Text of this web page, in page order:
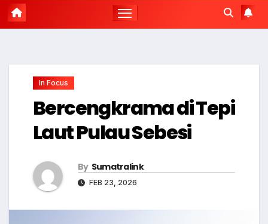
In Focus
Bercengkrama di Tepi
Laut Pulau Sebesi
By Sumatralink
FEB 23, 2026